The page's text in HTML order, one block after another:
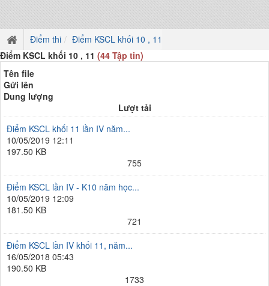
Điểm thi
Điểm KSCL khối 10 , 11
Điểm KSCL khối 10 , 11 (44 Tập tin)
Tên file
Gửi lên
Dung lượng
Lượt tải
Điểm KSCL khối 11 lần IV năm...
10/05/2019 12:11
197.50 KB
755
Điểm KSCL lần IV - K10 năm học...
10/05/2019 12:09
181.50 KB
721
Điểm KSCL lần IV khối 11, năm...
16/05/2018 05:43
190.50 KB
1733